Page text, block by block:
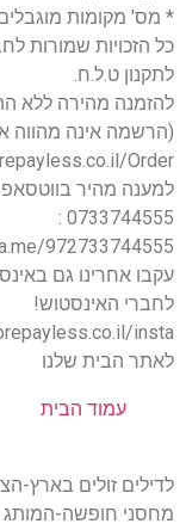
* מס' מקומות
לתקנון ט.ל.ח.
להזמנה מהירה ללא
(הרשמה אינה מהווה
Order
למענה מהיר
0733744555 :
972733744555
עקבו אחרינו גם
לחברי האינסטוש!
insta
לאתר הבית שלנו
עמוד הבית
לדילים זולים
מחסני חופשה-המותג